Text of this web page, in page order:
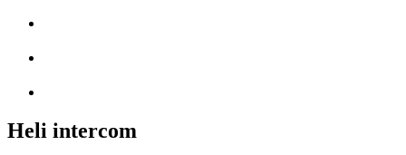
Heli intercom